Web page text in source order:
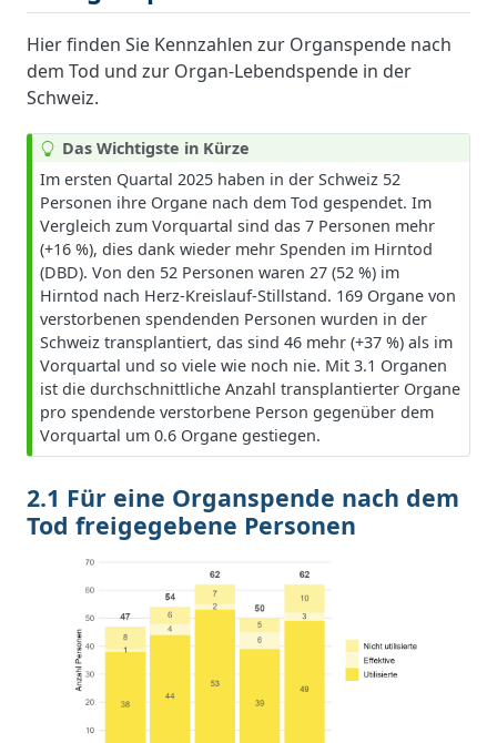
Hier finden Sie Kennzahlen zur Organspende nach
dem Tod und zur Organ-Lebendspende in der
Schweiz.
T
Das Wichtigste in Kürze
Im ersten Quartal 2025 haben in der Schweiz 52
Personen ihre Organe nach dem Tod gespendet. Im
Vergleich zum Vorquartal sind das 7 Personen mehr
(+16 %), dies dank wieder mehr Spenden im Hirntod
(DBD). Von den 52 Personen waren 27 (52 %) im
Hirntod nach Herz-Kreislauf-Stillstand. 169 Organe von
verstorbenen spendenden Personen wurden in der
Schweiz transplantiert, das sind 46 mehr (+37 %) als im
Vorquartal und so viele wie noch nie. Mit 3.1 Organen
ist die durchschnittliche Anzahl transplantierter Organe
pro spendende verstorbene Person gegenüber dem
Vorquartal um 0.6 Organe gestiegen.
2.1 Für eine Organspende nach dem
Tod freigegebene Personen